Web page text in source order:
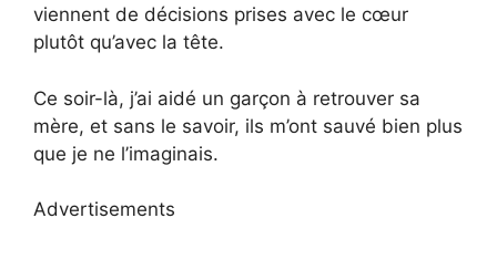
viennent de décisions prises avec le cœur
plutôt qu’avec la tête.
Ce soir-là, j’ai aidé un garçon à retrouver sa
mère, et sans le savoir, ils m’ont sauvé bien plus
que je ne l’imaginais.
Advertisements